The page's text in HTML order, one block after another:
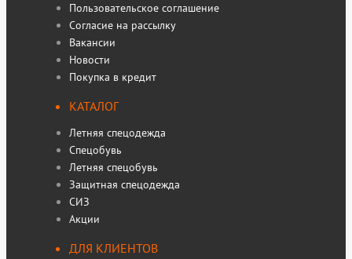
Пользовательское соглашение
Согласие на рассылку
Вакансии
Новости
Покупка в кредит
КАТАЛОГ
Летняя спецодежда
Спецобувь
Летняя спецобувь
Защитная спецодежда
СИЗ
Акции
ДЛЯ КЛИЕНТОВ